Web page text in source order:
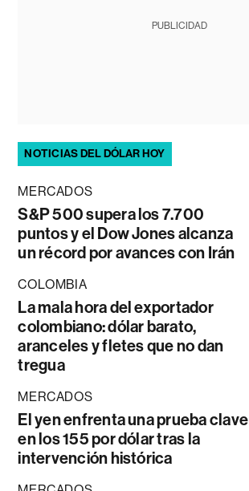
PUBLICIDAD
NOTICIAS DEL DÓLAR HOY
MERCADOS
S&P 500 supera los 7.700
puntos y el Dow Jones alcanza
un récord por avances con Irán
COLOMBIA
La mala hora del exportador
colombiano: dólar barato,
aranceles y fletes que no dan
tregua
MERCADOS
El yen enfrenta una prueba clave
en los 155 por dólar tras la
intervención histórica